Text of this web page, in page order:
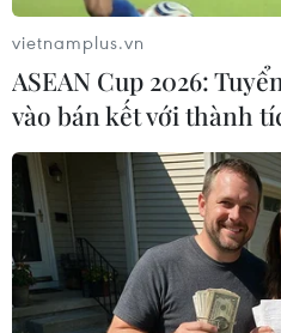
nước này.
Moody’s Investors
cảnh lãi suất tăng mà
pháp tài khóa hiệu quả
phủ hay gia tăng doanh
đoán thâm hụt tài khóa
lớn, từ đó làm giảm
nợ của nước này.
Về phần mình, ông
vietnamplus.vn
ASEAN Cup 2026:
vào bán kết với thành